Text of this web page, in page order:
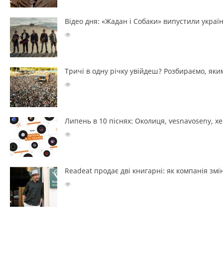
Відео дня: «Жадан і Собаки» випустили
Тричі в одну річку увійдеш? Розбираємо,
Липень в 10 піснях: Околиця, vesnavoseny,
Readeat продає дві книгарні: як компанія